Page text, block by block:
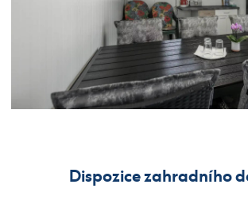
Dispozice zahradního